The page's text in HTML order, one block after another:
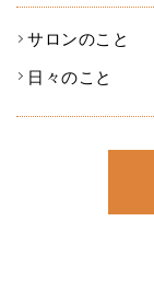
サロンのこと
日々のこと